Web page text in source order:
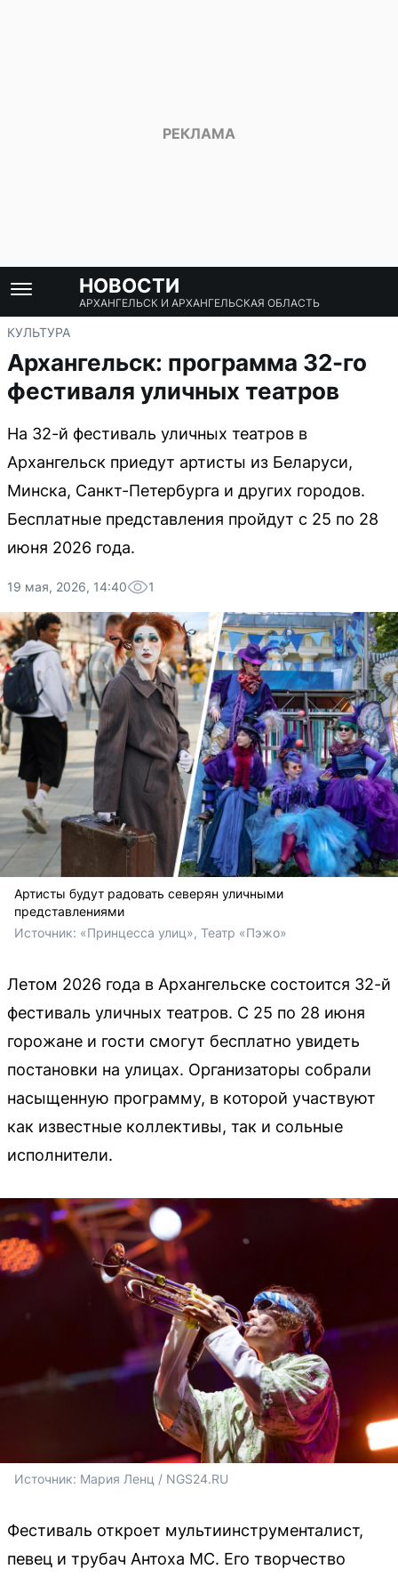
НОВОСТИ
АРХАНГЕЛЬСК И АРХАНГЕЛЬСКАЯ ОБЛАСТЬ
КУЛЬТУРА
Архангельск: программа 32-го
фестиваля уличных театров
На 32-й фестиваль уличных театров в
Архангельск приедут артисты из Беларуси,
Минска, Санкт-Петербурга и других городов.
Бесплатные представления пройдут с 25 по 28
июня 2026 года.
19 мая, 2026, 14:40 1
Артисты будут радовать северян уличными
представлениями
Источник: «Принцесса улиц», Театр «Пэжо»
Летом 2026 года в Архангельске состоится 32-й
фестиваль уличных театров. С 25 по 28 июня
горожане и гости смогут бесплатно увидеть
постановки на улицах. Организаторы собрали
насыщенную программу, в которой участвуют
как известные коллективы, так и сольные
исполнители.
Источник: Мария Ленц / NGS24.RU
Фестиваль откроет мультиинструменталист,
певец и трубач Антоха МС. Его творчество